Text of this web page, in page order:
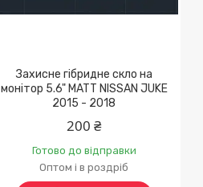
Захисне гібридне скло на
монітор 5.6" MATT NISSAN JUKE
2015 - 2018
200 ₴
Готово до відправки
Оптом і в роздріб